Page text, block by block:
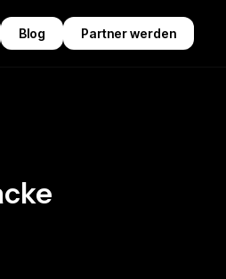
Blog Partner werden